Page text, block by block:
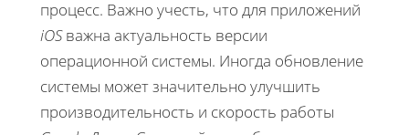
процесс. Важно учесть, что для приложений
iOSважна актуальность версии
операционной системы. Иногда обновление
системы может значительно улучшить
производительность и скорость работы